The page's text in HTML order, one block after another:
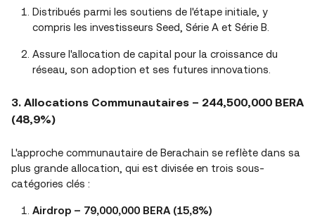
Distribués parmi les soutiens de l'étape initiale, y
compris les investisseurs Seed, Série A et Série B.
Assure l'allocation de capital pour la croissance du
réseau, son adoption et ses futures innovations.
3. Allocations Communautaires – 244,500,000 BERA
(48,9%)
L'approche communautaire de Berachain se reflète dans sa
plus grande allocation, qui est divisée en trois sous-
catégories clés :
Airdrop – 79,000,000 BERA (15,8%)